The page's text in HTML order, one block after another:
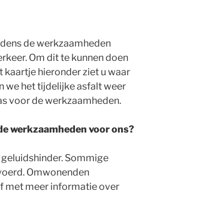
de werkzaamheden
Om dit te kunnen doen
kaartje hieronder ziet u waar
we het tijdelijke asfalt weer
voor de werkzaamheden.
werkzaamheden voor ons?
Sommige
Omwonenden
met meer informatie over